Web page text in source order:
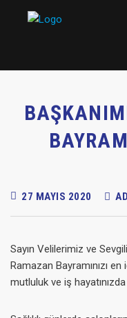
27 MAYIS 2020
Sayın Velilerimiz ve
Ramazan Bayramınızı
mutluluk ve iş